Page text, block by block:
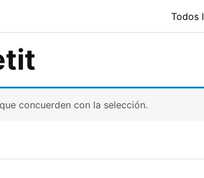
Todos
concuerden con la selección.